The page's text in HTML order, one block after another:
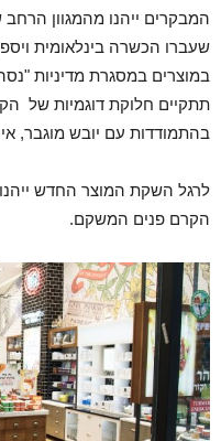
המבקרים ייהנו מהמגוון
שעברו הכשרה בינלאומית
במוצרים במסגרת מדיניות
תתקיים חלוקת דוגמיות של
בהתמודדות עם יובש מוגבר, אי
לרגל השקת המוצר החדש
הקרם פנים המשקם.